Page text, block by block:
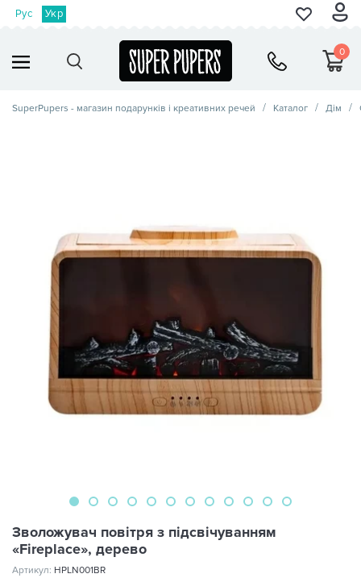
Рус Укр
0
SuperPupers - магазин подарунків і креативних речей Каталог Дім
Зволожувач повітря з підсвічуванням
«Fireplace», дерево
Артикул: HPLN001BR